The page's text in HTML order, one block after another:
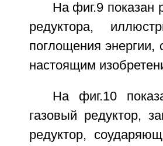
На фиг.9 показан
редуктора,
поглощения энергии,
настоящим
На фиг.10
газовый редуктор,
редуктор,